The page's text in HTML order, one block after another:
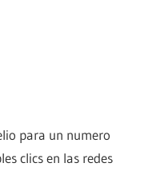
para un numero
clics en las redes